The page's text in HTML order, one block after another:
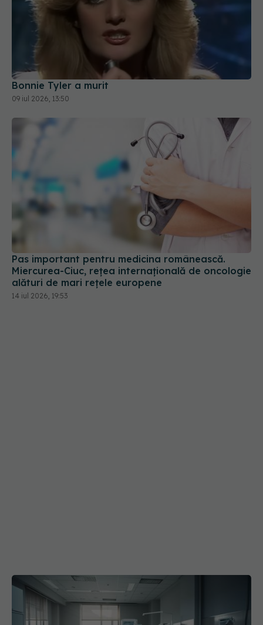
Bonnie Tyler a murit
09 iul 2026, 13:50
Pas important pentru medicina românească.
Miercurea-Ciuc, rețea internațională de oncologie
alături de mari rețele europene
14 iul 2026, 19:53